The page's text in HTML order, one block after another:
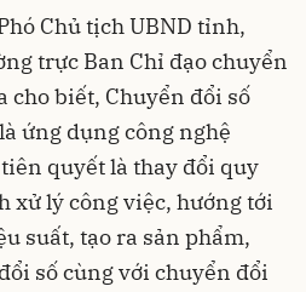
Chủ tịch UBND tỉnh,
trực Ban Chỉ đạo chuyển
cho biết, Chuyển đổi số
ứng dụng công nghệ
quyết là thay đổi quy
lý công việc, hướng tới
suất, tạo ra sản phẩm,
số cùng với chuyển đổi